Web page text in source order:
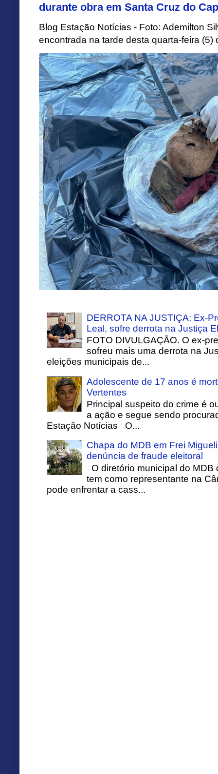
durante obra em Santa Cruz do
Blog Estação Notícias - Foto: Ademilton
encontrada na tarde desta quarta-feira (5)
DERROTA NA JUSTIÇA: Ex-
Leal, sofre derrota na Justiça
FOTO DIVULGAÇÃO. O ex-
sofreu mais uma derrota na
eleições municipais de...
Adolescente de 17 anos é
Vertentes
Principal suspeito do crime é
a ação e segue sendo
Estação Notícias O...
Chapa do MDB em Frei
denúncia de fraude eleitoral
O diretório municipal do
tem como representante na
pode enfrentar a cass...